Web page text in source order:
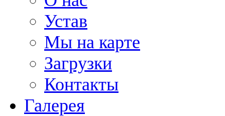
Устав
Мы на карте
Загрузки
Контакты
Галерея